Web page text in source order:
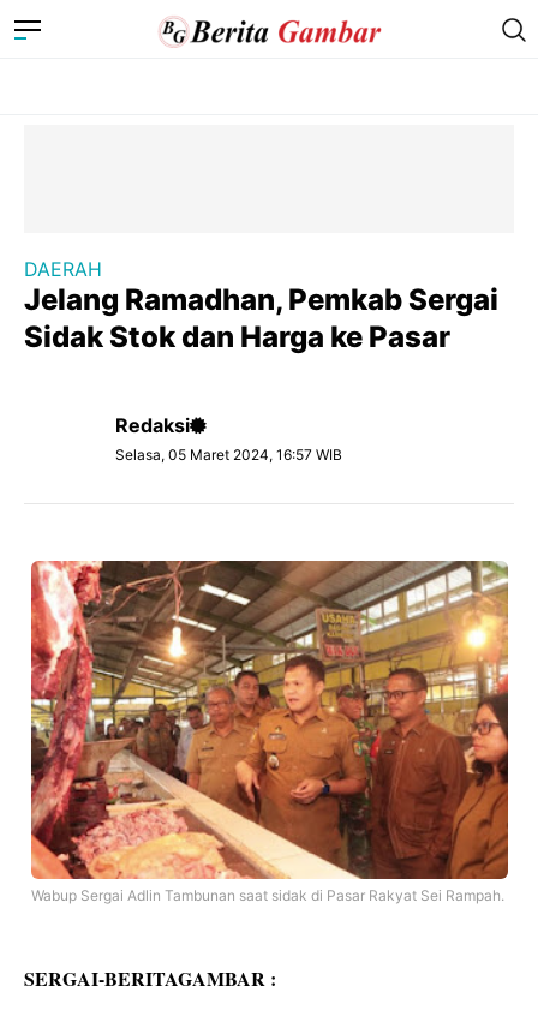
DAERAH
Jelang Ramadhan, Pemkab Sergai
Sidak Stok dan Harga ke Pasar
Redaksi
Selasa, 05 Maret 2024, 16:57 WIB
Wabup Sergai Adlin Tambunan saat sidak di Pasar Rakyat Sei Rampah.
SERGAI-BERITAGAMBAR :